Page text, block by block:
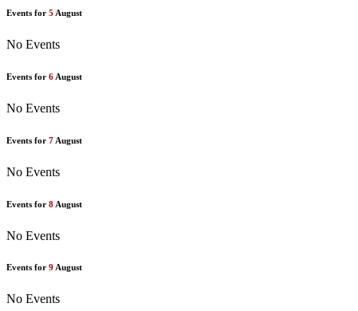
Events for 5 August
No Events
Events for 6 August
No Events
Events for 7 August
No Events
Events for 8 August
No Events
Events for 9 August
No Events